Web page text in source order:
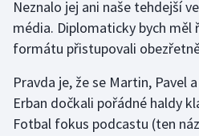
Neznalo jej ani naše tehdejší
média. Diplomaticky bych měl
formátu přistupovali
Pravda je, že se Martin, Pavel
Erban dočkali pořádné haldy
Fotbal fokus podcastu (ten